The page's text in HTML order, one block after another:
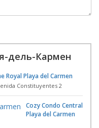
дель-Кармен
Royal Playa del Carmen
Constituyentes 2
Cozy Condo Central
Playa del Carmen